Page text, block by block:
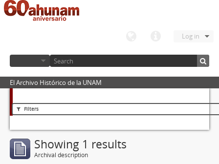
Log in
El Archivo Histórico de la UNAM
Filters
Showing 1 results
Archival description